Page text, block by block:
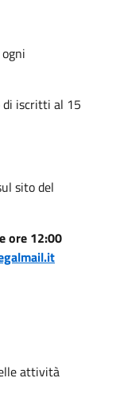
di iscritti al 15
sito del
ore 12:00
attività